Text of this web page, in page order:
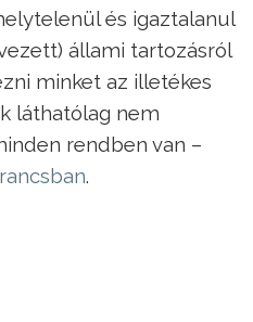
és igaztalanul
állami tartozásról
minket az illetékes
láthatólag nem
rendben van –
.